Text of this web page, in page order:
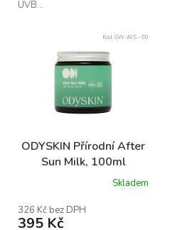
UVB...
ODYSKIN Přírodní After
Sun Milk, 100ml
Skladem
326 Kč bez DPH
395 Kč
Kód: GW-AFS - 00